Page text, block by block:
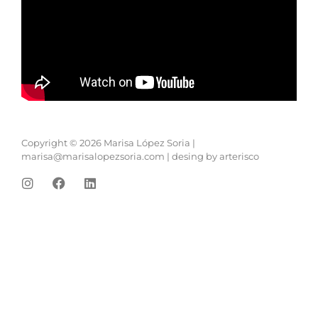
Copyright © 2026 Marisa López Soria |
marisa@marisalopezsoria.com | desing by arterisco